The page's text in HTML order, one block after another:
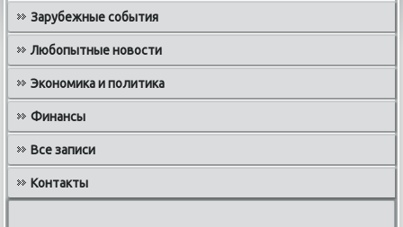
Зарубежные события
Любопытные новости
Экономика и политика
Финансы
Все записи
Контакты